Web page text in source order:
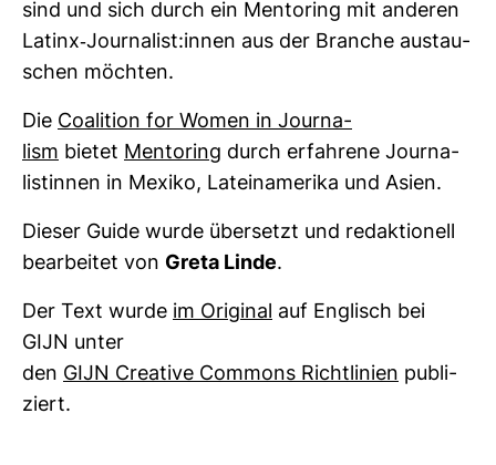
sind und sich durch ein Men­to­ring mit anderen
Latinx-​Jour­na­list:innen aus der Branche aus­tau­
schen möchten.
Die Coali­tion for Women in Jour­na­
lism bietet Men­to­ring durch erfah­rene Jour­na­
lis­tinnen in Mexiko, Latein­ame­rika und Asien.
Dieser Guide wurde über­setzt und redak­tio­nell
bear­beitet von Greta Linde.
Der Text wurde im Ori­ginal auf Eng­lisch bei
GIJN unter
den GIJN Crea­tive Com­mons Richt­li­nien publi­
ziert.